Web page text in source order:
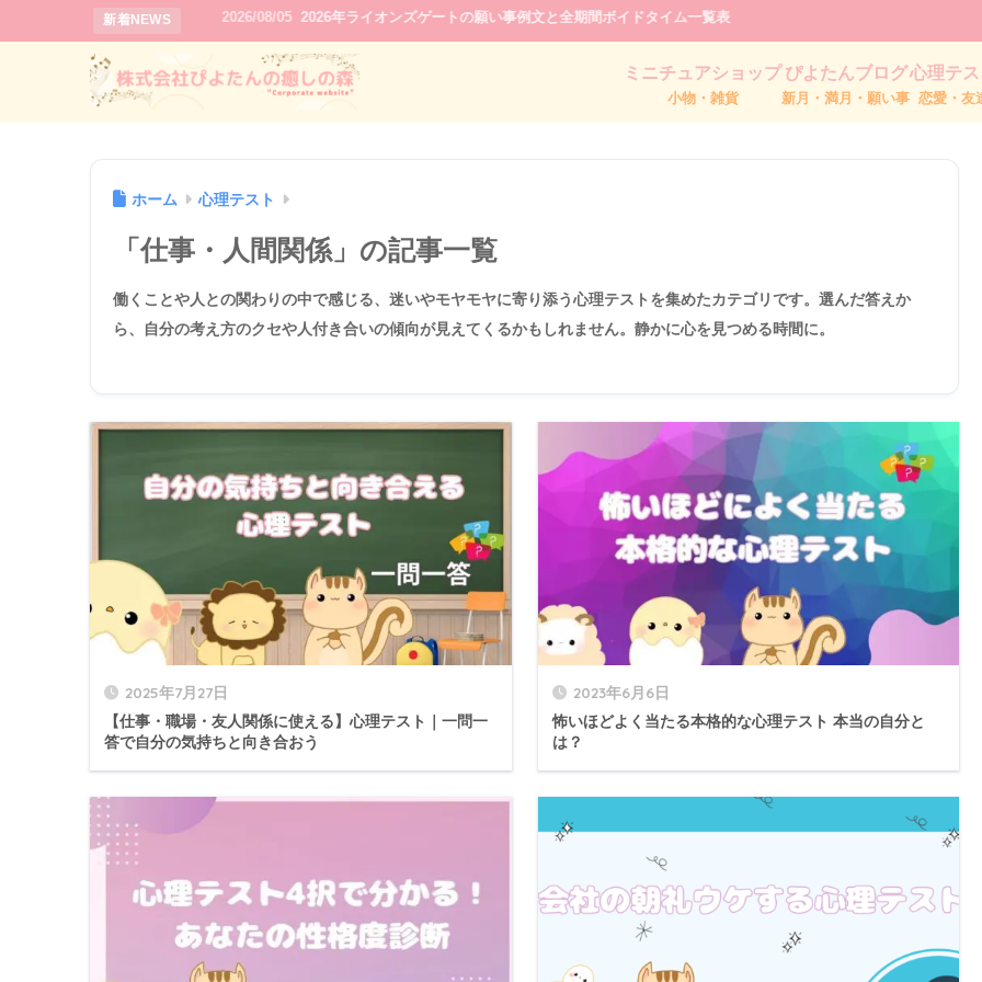
新着NEWS 2026/08/05 2026年ライオンズゲートの願い事例文と全期間ボイドタイム一覧表
ミニチュアショップ
小物・雑貨
ぴよたんブログ
新月・満月・願い事
心理テ
恋愛・友
ホーム 心理テスト
「仕事・人間関係」の記事一覧
働くことや人との関わりの中で感じる、迷いやモヤモヤに寄り添う心理テストを集めたカテゴリです。選んだ答えか
ら、自分の考え方のクセや人付き合いの傾向が見えてくるかもしれません。静かに心を見つめる時間に。
2025年7月27日
【仕事・職場・友人関係に使える】心理テスト｜一問一
答で自分の気持ちと向き合おう
2023年6月6日
怖いほどよく当たる本格的な心理テスト 本当の自分と
は？